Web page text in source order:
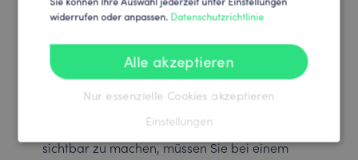
HubSpot: Aktivitäten &
Unternehmenseigenschaften
Um die SalesViewer®-Aktivitäten in HubSpot
sichtbar zu machen, müssen Sie bei einem
widerrufen oder anpassen. Datenschutzrichtlinie
Alle akzeptieren
Nur essenzielle Cookies akzeptieren
Einstellungen